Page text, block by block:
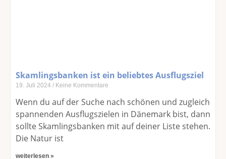
Skamlingsbanken ist ein beliebtes Ausflugsziel
19. Juli 2024 Keine Kommentare
Wenn du auf der Suche nach schönen und zugleich
spannenden Ausflugszielen in Dänemark bist, dann
sollte Skamlingsbanken mit auf deiner Liste stehen.
Die Natur ist
weiterlesen »